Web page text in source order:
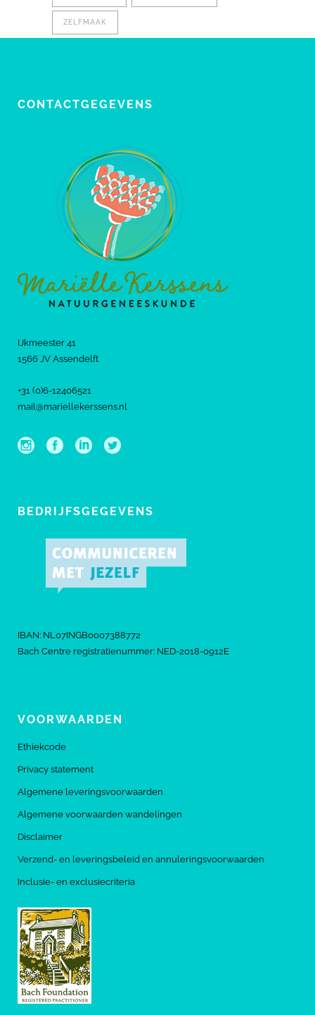
ZELFMAAK
CONTACTGEGEVENS
IJkmeester 41
1566 JV Assendelft
+31 (0)6-12406521
mail@mariellekerssens.nl
BEDRIJFSGEGEVENS
IBAN: NL07INGB0007388772
Bach Centre registratienummer: NED-2018-0912E
VOORWAARDEN
Ethiekcode
Privacy statement
Algemene leveringsvoorwaarden
Algemene voorwaarden wandelingen
Disclaimer
Verzend- en leveringsbeleid en annuleringsvoorwaarden
Inclusie- en exclusiecriteria